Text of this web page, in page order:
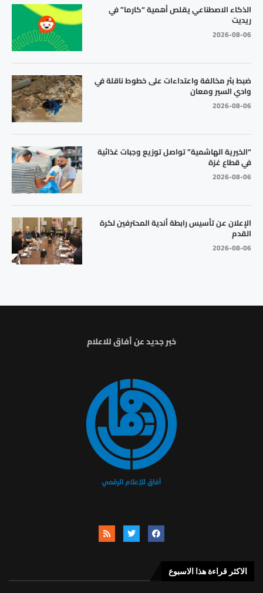
الذكاء الاصطناعي يقلص أهمية “كارما” في
ريديت
2026-08-06
ضبط بئر مخالفة واعتداءات على خطوط ناقلة في
وادي السير ومعان
2026-08-06
“الخيرية الهاشمية” تواصل توزيع وجبات غذائية
في قطاع غزة
2026-08-06
الإعلان عن تأسيس رابطة أندية المحترفين لكرة
القدم
2026-08-06
خبر جديد عن أفاق للاعلام
الاكثر قراءة هذا الاسبوع